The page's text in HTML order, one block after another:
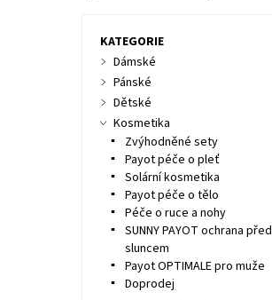
KATEGORIE
Dámské
Pánské
Dětské
Kosmetika
Zvýhodněné sety
Payot péče o pleť
Solární kosmetika
Payot péče o tělo
Péče o ruce a nohy
SUNNY PAYOT ochrana před
sluncem
Payot OPTIMALE pro muže
Doprodej